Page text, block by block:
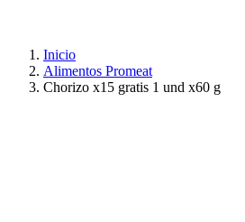
Inicio
Alimentos Promeat
Chorizo x15 gratis 1 und x60 g